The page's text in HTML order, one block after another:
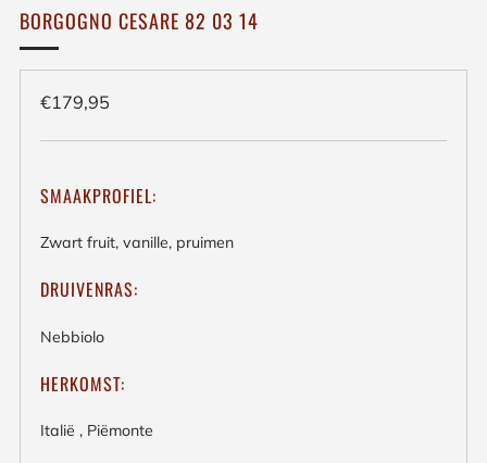
BORGOGNO CESARE 82 03 14
Regulieren
€179,95
SMAAKPROFIEL:
Zwart fruit, vanille, pruimen
DRUIVENRAS:
Nebbiolo
HERKOMST:
Italië , Piëmonte